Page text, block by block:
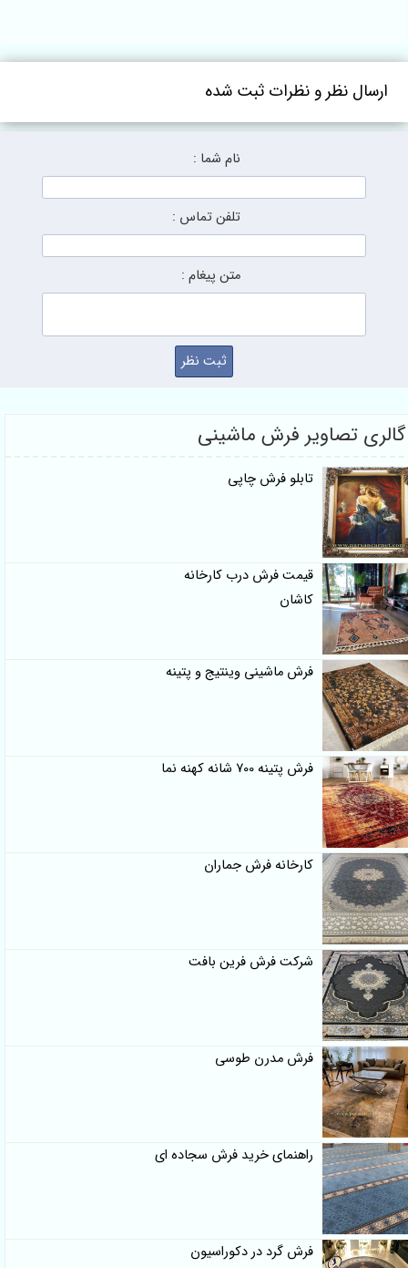
ارسال نظر و نظرات ثبت شده
نام شما :
تلفن تماس :
متن پیغام :
گالری تصاویر فرش ماشینی
تابلو فرش چاپی
قیمت فرش درب کارخانه
کاشان
فرش ماشینی وینتیج و پتینه
فرش پتینه 700 شانه کهنه نما
کارخانه فرش جماران
شرکت فرش فرین بافت
فرش مدرن طوسی
راهنمای خرید فرش سجاده ای
فرش گرد در دکوراسیون